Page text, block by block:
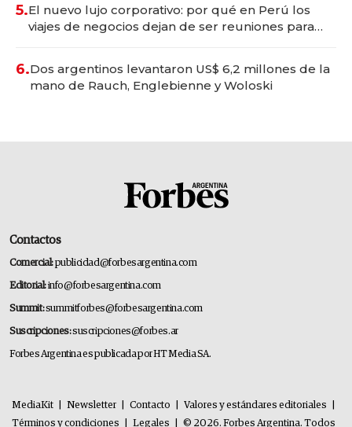
5.El nuevo lujo corporativo: por qué en Perú los
viajes de negocios dejan de ser reuniones para
6.Dos argentinos levantaron US$ 6,2 millones de la
mano de Rauch, Englebienne y Woloski
Contactos
Comercial:publicidad@forbesargentina.com
Editorial:info@forbesargentina.com
Summit:summitforbes@forbesargentina.com
Suscripciones:suscripciones@forbes.ar
Forbes Argentina es publicada por HT Media SA.
MediaKit Newsletter Contacto Valores y estándares editoriales
Términos y condiciones
Legales © 2026. Forbes Argentina. Todos